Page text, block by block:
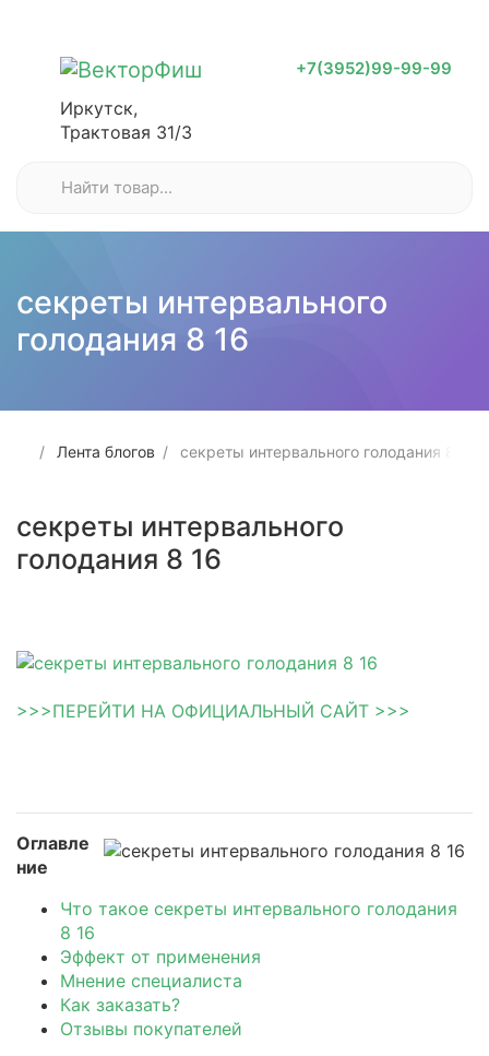
+7(3952)99-99-99
Иркутск,
Трактовая 31/3
секреты интервального
голодания 8 16
Лента блогов секреты интервального голодания 8 16
секреты интервального
голодания 8 16
>>>ПЕРЕЙТИ НА ОФИЦИАЛЬНЫЙ САЙТ >>>
Оглавле
ние
Что такое секреты интервального голодания
8 16
Эффект от применения
Мнение специалиста
Как заказать?
Отзывы покупателей